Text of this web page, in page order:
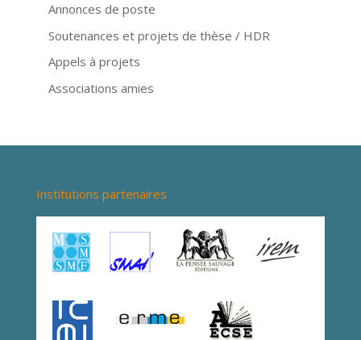
Annonces de poste
Soutenances et projets de thèse / HDR
Appels à projets
Associations amies
Institutions partenaires